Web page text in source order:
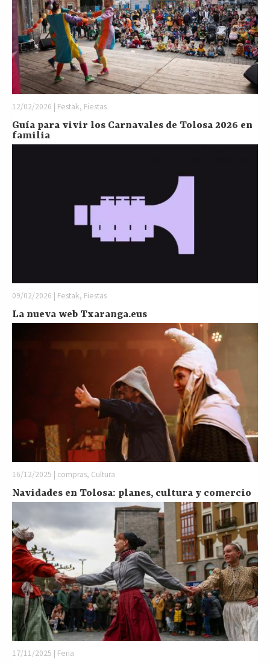
12/02/2026 | Festak, Fiestas
Guía para vivir los Carnavales de Tolosa 2026 en
familia
09/02/2026 | Festak, Fiestas
La nueva web Txaranga.eus
16/12/2025 | compras, Cultura
Navidades en Tolosa: planes, cultura y comercio
17/11/2025 | Feria